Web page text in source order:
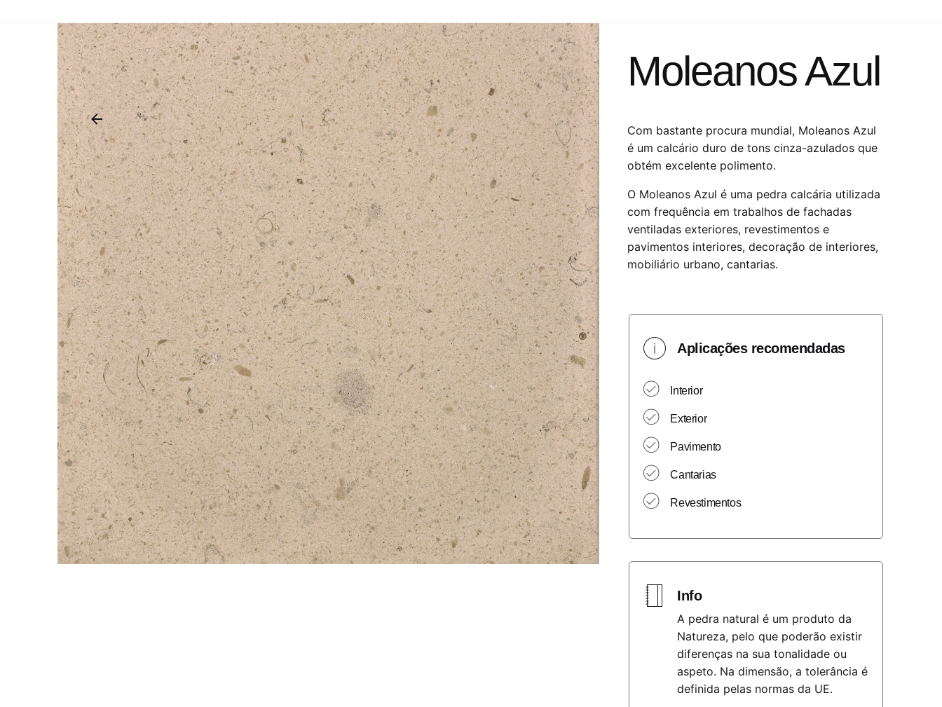
Moleanos Azul
Com bastante procura mundial, Moleanos Azul
é um calcário duro de tons cinza-azulados que
obtém excelente polimento.
O Moleanos Azul é uma pedra calcária utilizada
com frequência em trabalhos de fachadas
ventiladas exteriores, revestimentos e
pavimentos interiores, decoração de interiores,
mobiliário urbano, cantarias.
Aplicações recomendadas
Interior
Exterior
Pavimento
Cantarias
Revestimentos
Info
A pedra natural é um produto da
Natureza, pelo que poderão existir
diferenças na sua tonalidade ou
aspeto. Na dimensão, a tolerância é
definida pelas normas da UE.